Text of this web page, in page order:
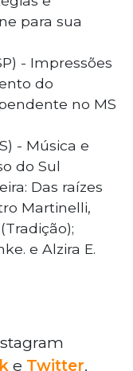
para sua
- Impressões
do
no MS
- Música e
do Sul
Das raízes
Martinelli,
e Alzira E.
e Twitter.